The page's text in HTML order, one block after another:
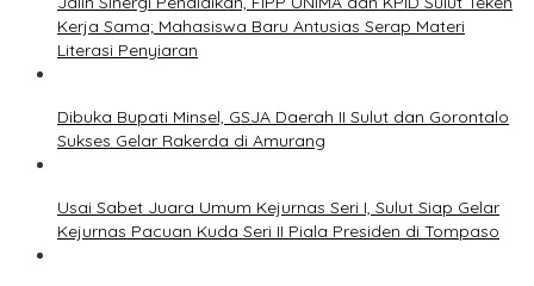
Kerja Sama; Mahasiswa Baru Antusias Serap Materi
Literasi Penyiaran
Dibuka Bupati Minsel, GSJA Daerah II Sulut dan Gorontalo
Sukses Gelar Rakerda di Amurang
Usai Sabet Juara Umum Kejurnas Seri I, Sulut Siap Gelar
Kejurnas Pacuan Kuda Seri II Piala Presiden di Tompaso